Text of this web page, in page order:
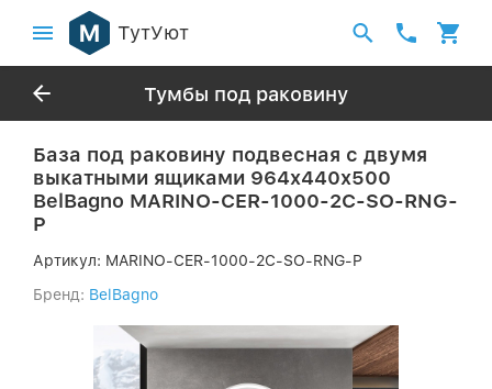
ТутУют
Тумбы под раковину
База под раковину подвесная с двумя
выкатными ящиками 964x440x500
BelBagno MARINO-CER-1000-2C-SO-RNG-
P
Артикул: MARINO-CER-1000-2C-SO-RNG-P
Бренд: BelBagno